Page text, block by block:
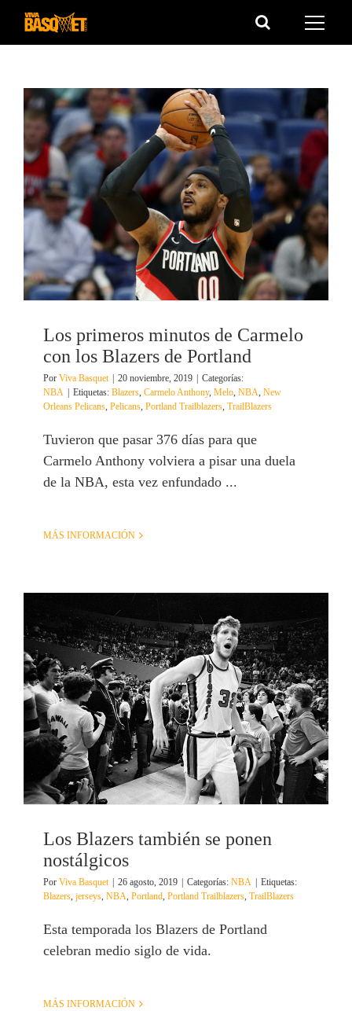
Saltar
Los primeros minutos de Carmelo
con los Blazers de Portland
Por Viva Basquet | 20 noviembre, 2019 | Categorías:
NBA | Etiquetas: Blazers Carmelo Anthony, Melo NBA New
Orleans Pelicans Pelicans Portland Trailblazers TrailBlazers
Tuvieron que pasar 376 días para que
Carmelo Anthony volviera a pisar una duela
de la NBA, esta vez enfundado ...
MÁS INFORMACIÓN
Los Blazers también se ponen
nostálgicos
Por Viva Basquet 26 agosto, 2019 Categorías: NBA
Etiquetas:
Blazers, jerseys, NBA, Portland, Portland Trailblazers, TrailBlazers
Esta temporada los Blazers de Portland
celebran medio siglo de vida.
MÁS INFORMACIÓN